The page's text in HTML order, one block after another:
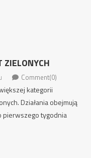
ZIELONYCH
Comment(0)
kategorii
Działania obejmują
pierwszego tygodnia